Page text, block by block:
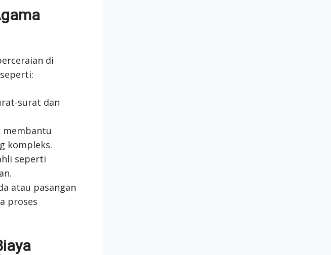
di
surat dan
membantu
kompleks.
seperti
atau pasangan
proses